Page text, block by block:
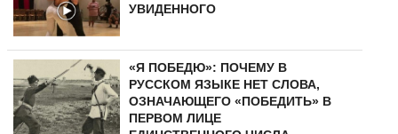
УВИДЕННОГО
«Я ПОБЕДЮ»: ПОЧЕМУ В
РУССКОМ ЯЗЫКЕ НЕТ СЛОВА,
ОЗНАЧАЮЩЕГО «ПОБЕДИТЬ» В
ПЕРВОМ ЛИЦЕ